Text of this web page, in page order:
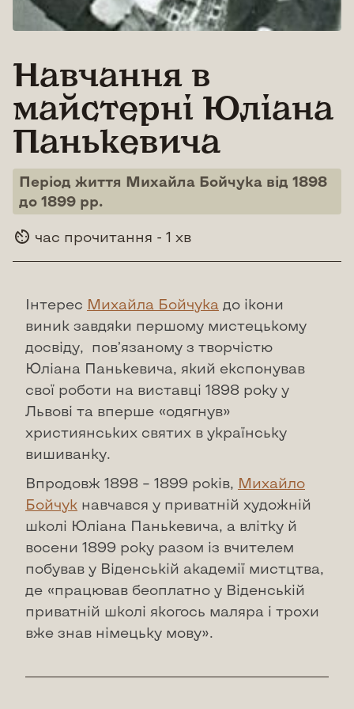
Навчання в
майстерні Юліана
Панькевича
Період життя Михайла Бойчука від 1898
до 1899 рр.
час прочитання - 1 хв
Інтерес Михайла Бойчука до ікони
виник завдяки першому мистецькому
досвіду, пов’язаному з творчістю
Юліана Панькевича, який експонував
свої роботи на виставці 1898 року у
Львові та вперше «одягнув»
християнських святих в українську
вишиванку.
Впродовж 1898 – 1899 років, Михайло
Бойчук навчався у приватній художній
школі Юліана Панькевича, а влітку й
восени 1899 року разом із вчителем
побував у Віденській академії мистцтва,
де «працював беоплатно у Віденській
приватній школі якогось маляра і трохи
вже знав німецьку мову».